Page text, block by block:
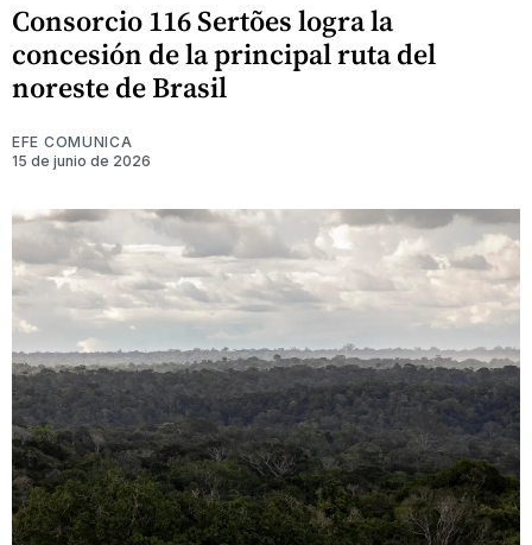
Consorcio 116 Sertões logra la
concesión de la principal ruta del
noreste de Brasil
EFE COMUNICA
15 de junio de 2026